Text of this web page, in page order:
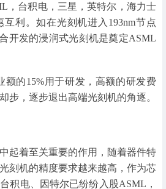
，台积电，三星，英特尔，海力士
利。如在光刻机进入193nm节点
开发的浸润式光刻机是奠定ASML
额的15%用于研发，高额的研发费
步，逐步退出高端光刻机的角逐。
起着至关重要的作用，随着器件特
刻机的精度要求越来越高，作为芯
积电、因特尔已纷纷入股ASML，